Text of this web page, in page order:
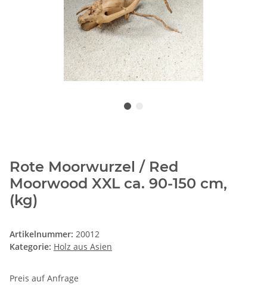
Rote Moorwurzel / Red
Moorwood XXL ca. 90-150 cm,
(kg)
Artikelnummer: 20012
Kategorie: Holz aus Asien
Preis auf Anfrage